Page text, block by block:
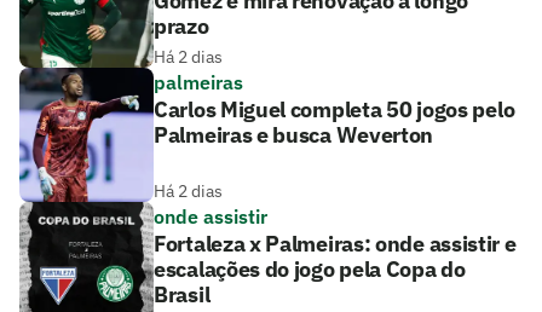
prazo
Há 2 dias
palmeiras
Carlos Miguel completa 50 jogos pelo
Palmeiras e busca Weverton
Há 2 dias
onde assistir
Fortaleza x Palmeiras: onde assistir e
escalações do jogo pela Copa do
Brasil